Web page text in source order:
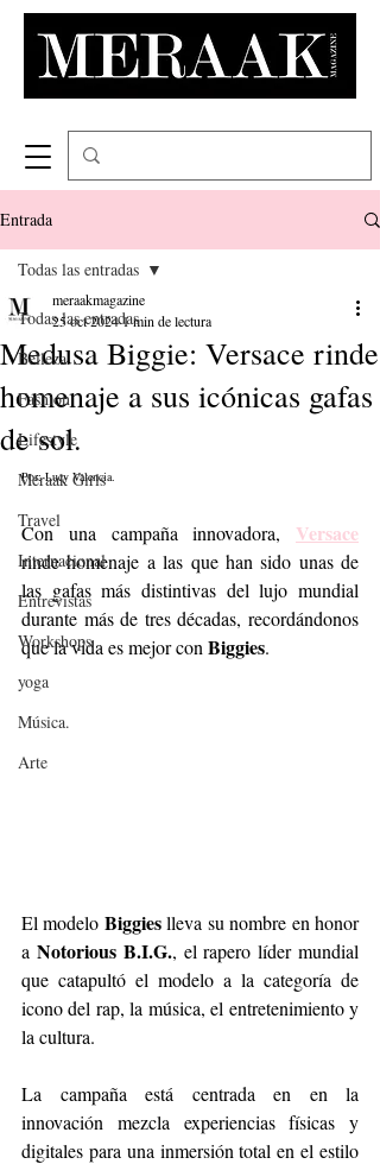
Entrada
Todas las entradas
Belleza
Fashion
Lifestyle
Meraak Girls
Travel
Internacional
Entrevistas
Workshops
yoga
Música.
Arte
Todas las entradas
Medusa Biggie: Versace rinde
homenaje a sus icónicas gafas
de sol.
meraakmagazine
25 oct 20241 min de lectura
Por: Lucy Valencia.
Con una campaña innovadora, Versace
rinde homenaje a las que han sido unas de
las gafas más distintivas del lujo mundial
durante más de tres décadas, recordándonos
que la vida es mejor con Biggies.
El modelo Biggies lleva su nombre en honor
a Notorious B.I.G., el rapero líder mundial
que catapultó el modelo a la categoría de
icono del rap, la música, el entretenimiento y
la cultura.
La campaña está centrada en en la
innovación mezcla experiencias físicas y
digitales para una inmersión total en el estilo